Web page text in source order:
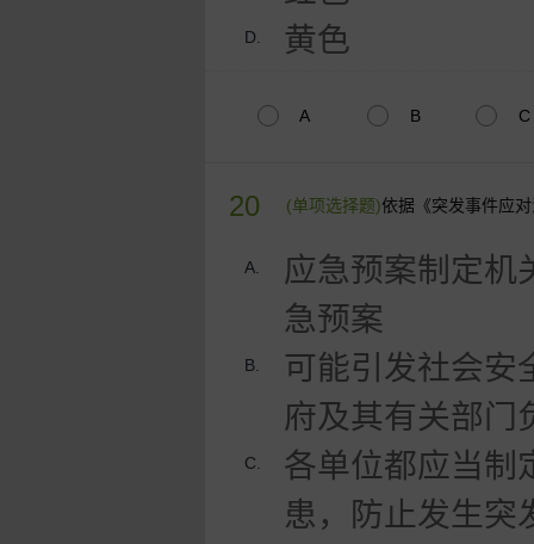
D. 黄色
A B C
20 (单项选择题)依据《突发事件应
A.
应急预案制定机
急预案
B.
可能引发社会安
府及其有关部门
C.
各单位都应当制
患，防止发生突